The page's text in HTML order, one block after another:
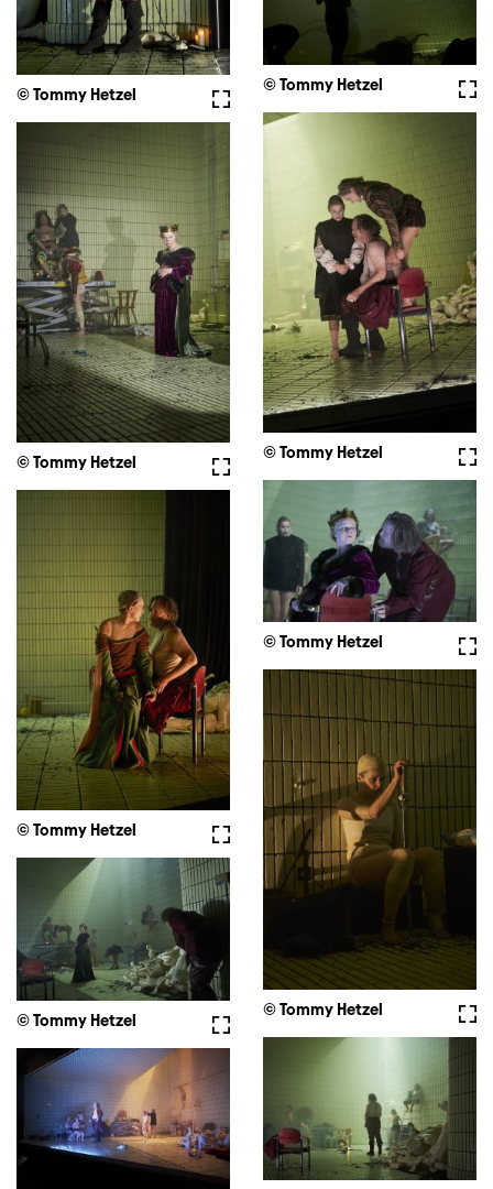
Fullscreen
© Tommy Hetzel
© Tommy Hetzel
© Tommy Hetzel
Fullscreen
© Tommy Hetzel
© Tommy Hetzel
Fullscreen
© Tommy Hetzel
© Tommy Hetzel
Fullscreen
© Tommy Hetzel